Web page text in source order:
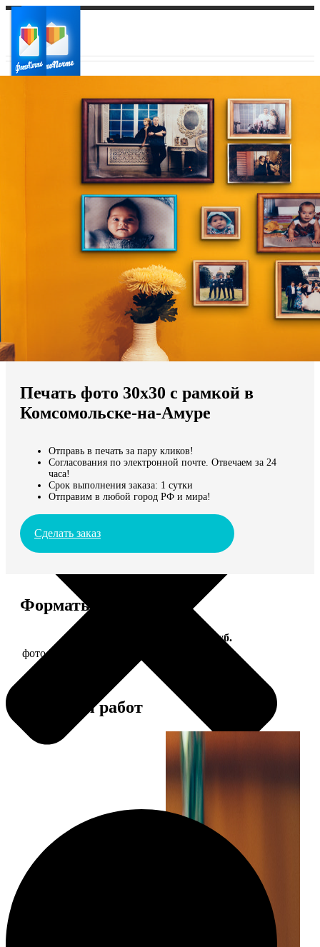
Ваш регион доставки
Выберите из списка:
Мы доставляем по всему миру
Продолжить без города
Печать фото 30х30 с рамкой в
Комсомольске-на-Амуре
Отправь в печать за пару кликов!
Согласования по электронной почте. Отвечаем за 24
часа!
Срок выполнения заказа: 1 сутки
Отправим в любой город РФ и мира!
Сделать заказ
Форматы и цены
Цена, руб.
фото 30х30 в деревянной рамке
Примеры работ